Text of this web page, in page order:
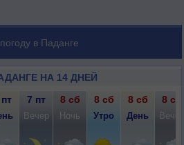
в Паданге
НА 14 ДНЕЙ
7 пт 8 сб 8 сб 8 сб 8 сб
Вечер Ночь Утро День Вечер